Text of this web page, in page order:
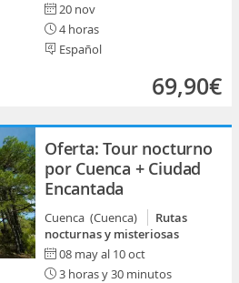
20 nov
4 horas
Español
69,90€
Oferta: Tour nocturno
por Cuenca + Ciudad
Encantada
Cuenca (Cuenca)
Rutas
nocturnas y misteriosas
08 may al 10 oct
3 horas y 30 minutos